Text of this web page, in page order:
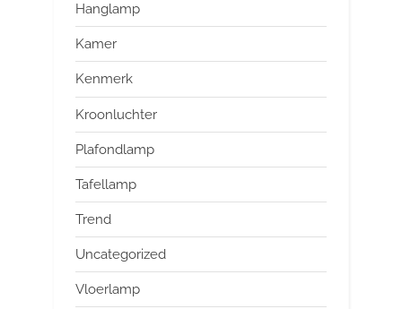
Hanglamp
Kamer
Kenmerk
Kroonluchter
Plafondlamp
Tafellamp
Trend
Uncategorized
Vloerlamp